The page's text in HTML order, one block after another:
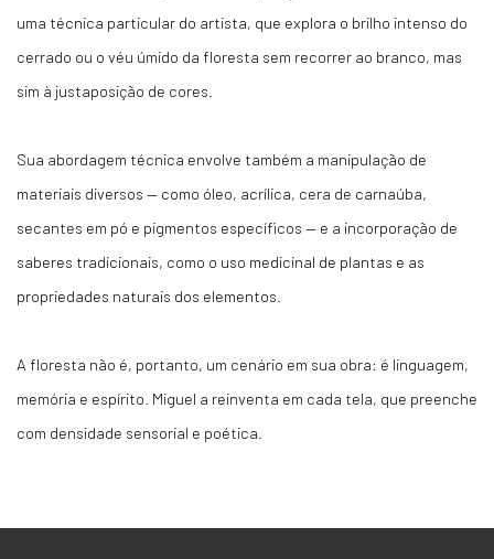
uma técnica particular do artista, que explora o brilho intenso do
cerrado ou o véu úmido da floresta sem recorrer ao branco, mas
sim à justaposição de cores.
Sua abordagem técnica envolve também a manipulação de
materiais diversos — como óleo, acrílica, cera de carnaúba,
secantes em pó e pigmentos específicos — e a incorporação de
saberes tradicionais, como o uso medicinal de plantas e as
propriedades naturais dos elementos.
A floresta não é, portanto, um cenário em sua obra: é linguagem,
memória e espírito. Miguel a reinventa em cada tela, que preenche
com densidade sensorial e poética.